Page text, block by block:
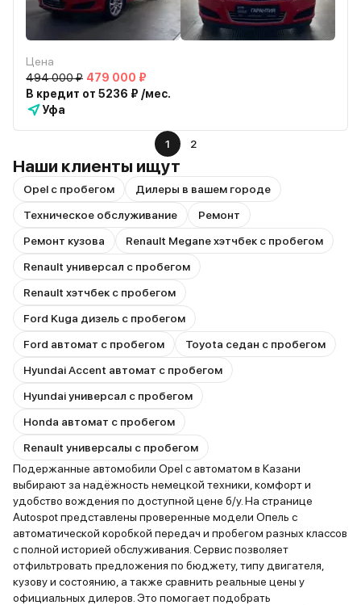
Цена
494 000 ₽ 479 000 ₽
В кредит от 5236 ₽ /мес.
Уфа
1 2
Наши клиенты ищут
Opel с пробегом
Дилеры в вашем городе
Техническое обслуживание
Ремонт
Ремонт кузова
Renault Megane хэтчбек с пробегом
Renault универсал с пробегом
Renault хэтчбек с пробегом
Ford Kuga дизель с пробегом
Ford автомат с пробегом
Toyota седан с пробегом
Hyundai Accent автомат с пробегом
Hyundai универсал с пробегом
Honda автомат с пробегом
Renault универсалы с пробегом
Подержанные автомобили Opel с автоматом в Казани
выбирают за надёжность немецкой техники, комфорт и
удобство вождения по доступной цене б/у. На странице
Autospot представлены проверенные модели Опель с
автоматической коробкой передач и пробегом разных классов
с полной историей обслуживания. Сервис позволяет
отфильтровать предложения по бюджету, типу двигателя,
кузову и состоянию, а также сравнить реальные цены у
официальных дилеров. Это помогает подобрать